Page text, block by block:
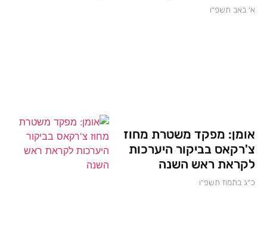
א׳ באב תשפ״ו
אומן: מפקד משטרת מחוז
צ'רקאס בביקור היערכות
לקראת ראש השנה
כ״ג בתמוז תשפ״ו